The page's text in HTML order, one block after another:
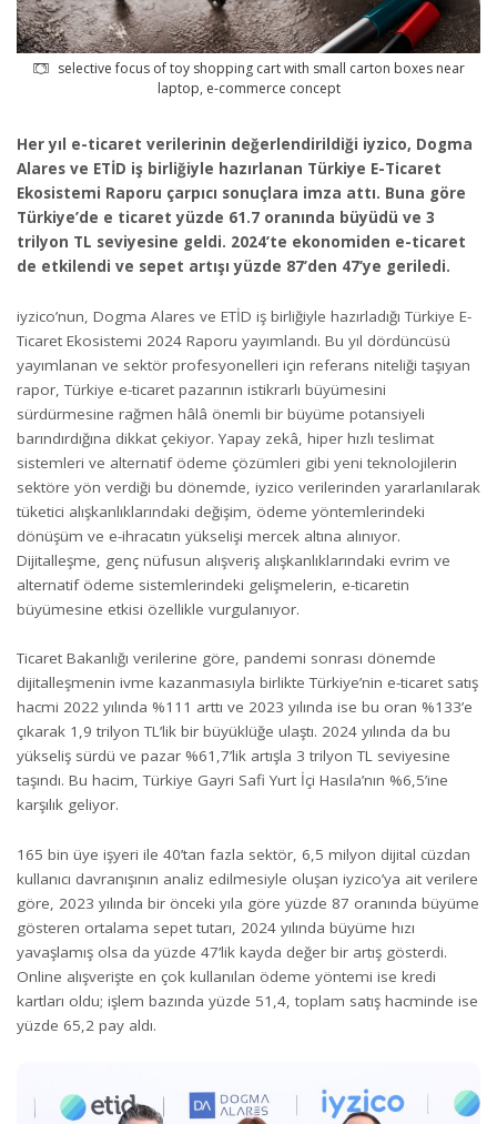
selective focus of toy shopping cart with small carton boxes near
laptop, e-commerce concept
Her yıl e-ticaret verilerinin değerlendirildiği iyzico, Dogma
Alares ve ETİD iş birliğiyle hazırlanan Türkiye E-Ticaret
Ekosistemi Raporu çarpıcı sonuçlara imza attı. Buna göre
Türkiye’de e ticaret yüzde 61.7 oranında büyüdü ve 3
trilyon TL seviyesine geldi. 2024’te ekonomiden e-ticaret
de etkilendi ve sepet artışı yüzde 87’den 47’ye geriledi.
iyzico’nun, Dogma Alares ve ETİD iş birliğiyle hazırladığı Türkiye E-
Ticaret Ekosistemi 2024 Raporu yayımlandı. Bu yıl dördüncüsü
yayımlanan ve sektör profesyonelleri için referans niteliği taşıyan
rapor, Türkiye e-ticaret pazarının istikrarlı büyümesini
sürdürmesine rağmen hâlâ önemli bir büyüme potansiyeli
barındırdığına dikkat çekiyor. Yapay zekâ, hiper hızlı teslimat
sistemleri ve alternatif ödeme çözümleri gibi yeni teknolojilerin
sektöre yön verdiği bu dönemde, iyzico verilerinden yararlanılarak
tüketici alışkanlıklarındaki değişim, ödeme yöntemlerindeki
dönüşüm ve e-ihracatın yükselişi mercek altına alınıyor.
Dijitalleşme, genç nüfusun alışveriş alışkanlıklarındaki evrim ve
alternatif ödeme sistemlerindeki gelişmelerin, e-ticaretin
büyümesine etkisi özellikle vurgulanıyor.
Ticaret Bakanlığı verilerine göre, pandemi sonrası dönemde
dijitalleşmenin ivme kazanmasıyla birlikte Türkiye’nin e-ticaret satış
hacmi 2022 yılında %111 arttı ve 2023 yılında ise bu oran %133’e
çıkarak 1,9 trilyon TL’lik bir büyüklüğe ulaştı. 2024 yılında da bu
yükseliş sürdü ve pazar %61,7’lik artışla 3 trilyon TL seviyesine
taşındı. Bu hacim, Türkiye Gayri Safi Yurt İçi Hasıla’nın %6,5’ine
karşılık geliyor.
165 bin üye işyeri ile 40’tan fazla sektör, 6,5 milyon dijital cüzdan
kullanıcı davranışının analiz edilmesiyle oluşan iyzico’ya ait verilere
göre, 2023 yılında bir önceki yıla göre yüzde 87 oranında büyüme
gösteren ortalama sepet tutarı, 2024 yılında büyüme hızı
yavaşlamış olsa da yüzde 47’lik kayda değer bir artış gösterdi.
Online alışverişte en çok kullanılan ödeme yöntemi ise kredi
kartları oldu; işlem bazında yüzde 51,4, toplam satış hacminde ise
yüzde 65,2 pay aldı.